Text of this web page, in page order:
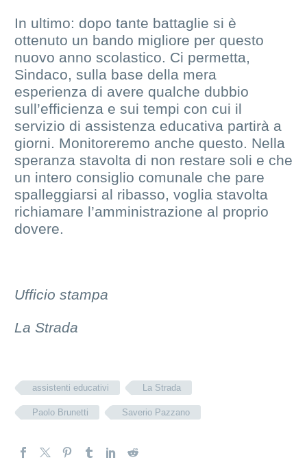
In ultimo: dopo tante battaglie si è
ottenuto un bando migliore per questo
nuovo anno scolastico. Ci permetta,
Sindaco, sulla base della mera
esperienza di avere qualche dubbio
sull’efficienza e sui tempi con cui il
servizio di assistenza educativa partirà a
giorni. Monitoreremo anche questo. Nella
speranza stavolta di non restare soli e che
un intero consiglio comunale che pare
spalleggiarsi al ribasso, voglia stavolta
richiamare l’amministrazione al proprio
dovere.
Ufficio stampa
La Strada
assistenti educativi La Strada
Paolo Brunetti Saverio Pazzano